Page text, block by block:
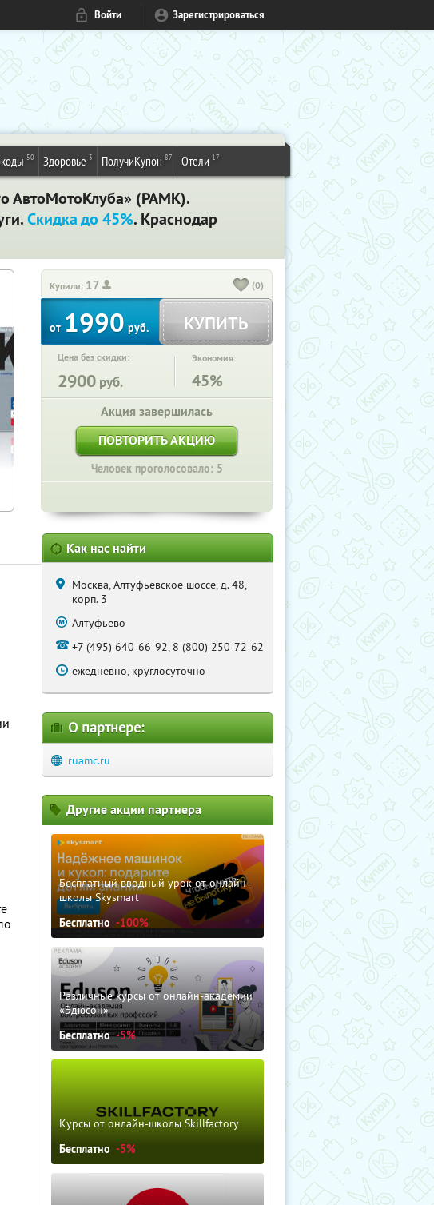
Войти Зарегистрироваться
50 Здоровье 3 ПолучиКупон 87 Отели 17
АвтоМотоКлуба» (РАМК).
Скидка до 45%. Краснодар
Купили: 17 (0)
от 1990 руб. КУПИТЬ
Цена без скидки:
2900 руб.
Экономия:
45%
Акция завершилась
ПОВТОРИТЬ АКЦИЮ
Человек проголосовало: 5
Как нас найти
Москва, Алтуфьевское шоссе, д. 48,
корп. 3
Алтуфьево
+7 (495) 640-66-92, 8 (800) 250-72-62
ежедневно, круглосуточно
О партнере:
ruamc.ru
Другие акции партнера
Бесплатный вводный урок от онлайн-
школы Skysmart
Бесплатно -100%
Различные курсы от онлайн-академии
«Эдюсон»
Бесплатно -5%
Курсы от онлайн-школы Skillfactory
Бесплатно -5%